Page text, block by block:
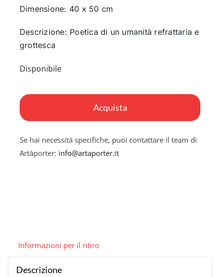
Dimensione: 40 x 50 cm
Descrizione: Poetica di un umanità refrattaria e
grottesca
Disponibile
Acquista
Se hai necessità specifiche, puoi contattare il team di
Artàporter: info@artaporter.it
Informazioni per il ritiro
Descrizione